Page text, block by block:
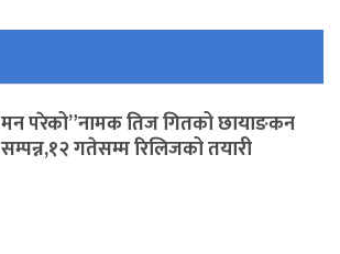
मन परेको”नामक तिज गितको छायाङकन
सम्पन्न,१२ गतेसम्म रिलिजको तयारी